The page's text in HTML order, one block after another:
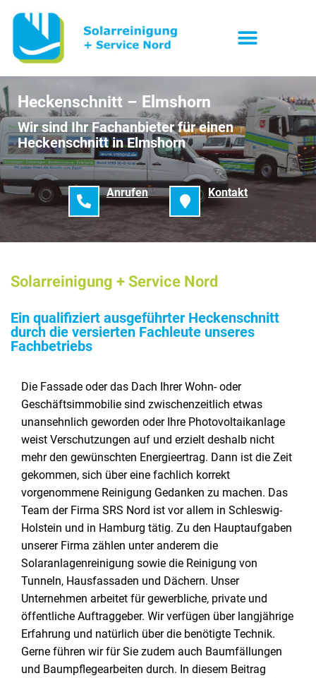
Heckenschnitt – Elmshorn
Wir sind Ihr Fachanbieter für einen
Heckenschnitt in Elmshorn
Anrufen Kontakt
Solarreinigung + Service Nord
Ein qualifiziert ausgeführter Heckenschnitt
durch die versierten Fachleute unseres
Fachbetriebs
Die Fassade oder das Dach Ihrer Wohn- oder
Geschäftsimmobilie sind zwischenzeitlich etwas
unansehnlich geworden oder Ihre Photovoltaikanlage
weist Verschutzungen auf und erzielt deshalb nicht
mehr den gewünschten Energieertrag. Dann ist die Zeit
gekommen, sich über eine fachlich korrekt
vorgenommene Reinigung Gedanken zu machen. Das
Team der Firma SRS Nord ist vor allem in Schleswig-
Holstein und in Hamburg tätig. Zu den Hauptaufgaben
unserer Firma zählen unter anderem die
Solaranlagenreinigung sowie die Reinigung von
Tunneln, Hausfassaden und Dächern. Unser
Unternehmen arbeitet für gewerbliche, private und
öffentliche Auftraggeber. Wir verfügen über langjährige
Erfahrung und natürlich über die benötigte Technik.
Gerne führen wir für Sie zudem auch Baumfällungen
und Baumpflegearbeiten durch. In diesem Beitrag